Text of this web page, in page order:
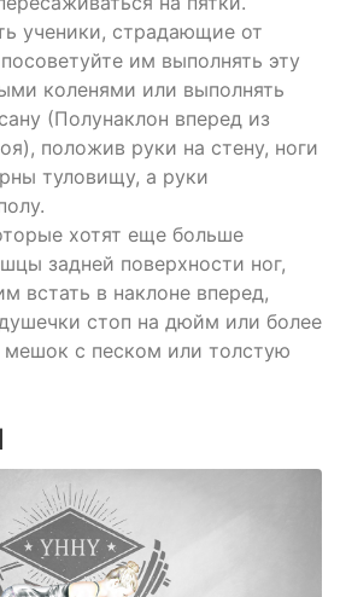
ученики, страдающие от
им выполнять эту
коленями или выполнять
(Полунаклон вперед из
положив руки на стену, ноги
туловищу, а руки
хотят еще больше
задней поверхности ног,
встать в наклоне вперед,
стоп на дюйм или более
мешок с песком или толстую